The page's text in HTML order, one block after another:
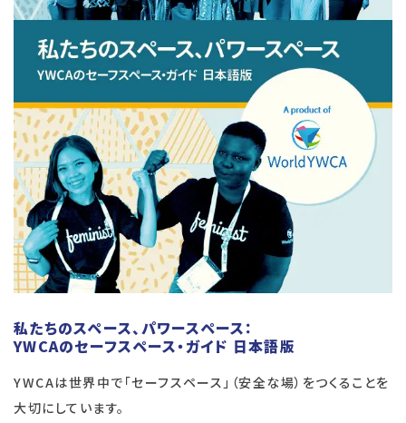
私たちのスペース、パワースペース：
YWCAのセーフスペース・ガイド 日本語版
YWCAは世界中で「セーフスペース」（安全な場）をつくることを
大切にしています。